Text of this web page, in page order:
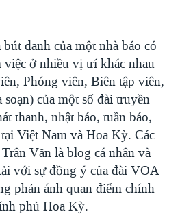
danh của một nhà báo có
việc ở nhiều vị trí khác nhau
Phóng viên, Biên tập viên,
của một số đài truyền
thanh, nhật báo, tuần báo,
Việt Nam và Hoa Kỳ. Các
Văn là blog cá nhân và
với sự đồng ý của đài VOA
phản ánh quan điểm chính
phủ Hoa Kỳ.